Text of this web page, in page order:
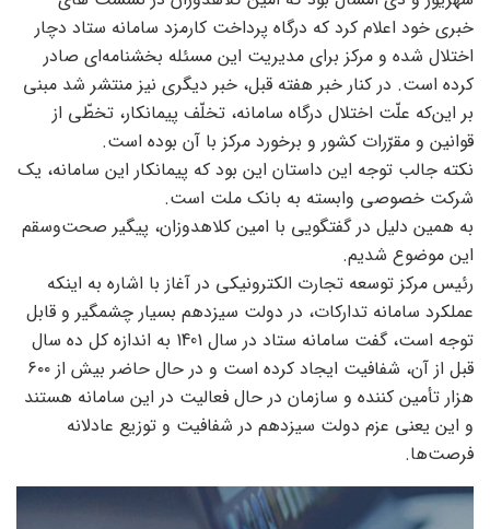
خبری خود اعلام کرد که درگاه پرداخت کارمزد سامانه ستاد دچار
اختلال شده و مرکز برای مدیریت این مسئله بخشنامه‌ای صادر
کرده است. در کنار خبر هفته قبل، خبر دیگری نیز منتشر شد مبنی
بر این‌که علّت اختلال درگاه سامانه، تخلّف پیمانکار، تخطّی از
قوانین و مقرّرات کشور و برخورد مرکز با آن بوده است.
نکته جالب‌ توجه این داستان این بود که پیمانکار این سامانه، یک
شرکت خصوصی وابسته به بانک ملت است.
به همین دلیل در گفتگویی با امین کلاهدوزان، پیگیر صحت‌وسقم
این موضوع شدیم.
رئیس مرکز توسعه تجارت الکترونیکی در آغاز با اشاره به اینکه
عملکرد سامانه تدارکات، در دولت سیزدهم بسیار چشمگیر و قابل
توجه است، گفت سامانه ستاد در سال 1401 به اندازه کل ده سال
قبل از آن، شفافیت ایجاد کرده است و در حال حاضر بیش از ۶۰۰
هزار تأمین کننده و سازمان در حال فعالیت در این سامانه هستند
و این یعنی عزم دولت سیزدهم در شفافیت و توزیع عادلانه
فرصت‌ها.